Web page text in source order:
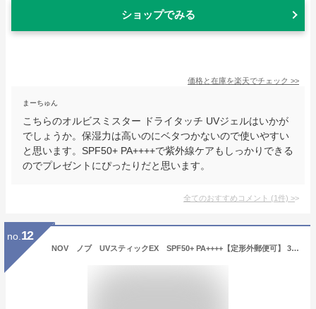
ショップでみる
価格と在庫を楽天でチェック >>
まーちゅん
こちらのオルビスミスター ドライタッチ UVジェルはいかが
でしょうか。保湿力は高いのにベタつかないので使いやすい
と思います。SPF50+ PA++++で紫外線ケアもしっかりできる
のでプレゼントにぴったりだと思います。
全てのおすすめコメント (1件) >
no. 12
NOV ノブ UVスティックEX SPF50+ PA++++【定形外郵便可】 3個以上は宅配便発送